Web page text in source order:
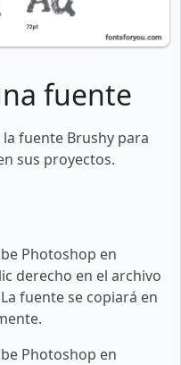
fuente
fuente Brushy para
sus proyectos.
Photoshop en
derecho en el archivo
fuente se copiará en
Photoshop en